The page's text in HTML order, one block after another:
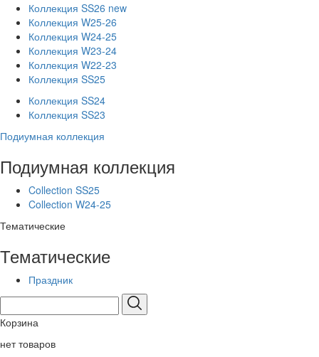
Коллекция SS26 new
Коллекция W25-26
Коллекция W24-25
Коллекция W23-24
Коллекция W22-23
Коллекция SS25
Коллекция SS24
Коллекция SS23
Подиумная коллекция
Подиумная коллекция
Collection SS25
Collection W24-25
Тематические
Тематические
Праздник
Корзина
нет товаров